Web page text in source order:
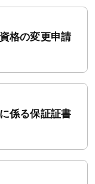
格の変更申請
係る保証証書